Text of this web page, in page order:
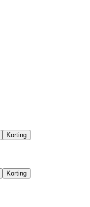
Korting
Korting